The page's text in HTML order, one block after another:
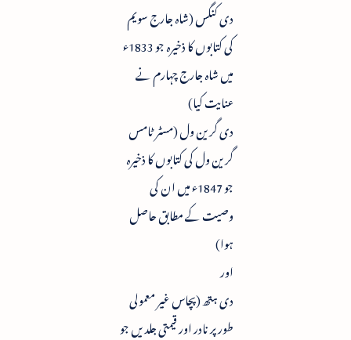
دی کنگس (شاہ جارج سویم
کی کتابوں کا ذخیرہ جو 1833ء
میں شاہ جارج چہارم نے
عنایت کیا)
دی گرین ول (مسٹر ٹامس
گرین ول کی کتابوں کا ذخیرہ
جو 1847ء میں ان کی
وصیت کے مطابق حاصل
ہوا)
اور
دی ہتھ (پچاس غیر معمولی
طور پر نادر اور قیمتی جلدیں جو